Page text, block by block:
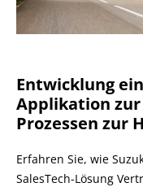
Entwicklung
Applikation
Prozessen zur
Erfahren Sie, wie
SalesTech-Lösung